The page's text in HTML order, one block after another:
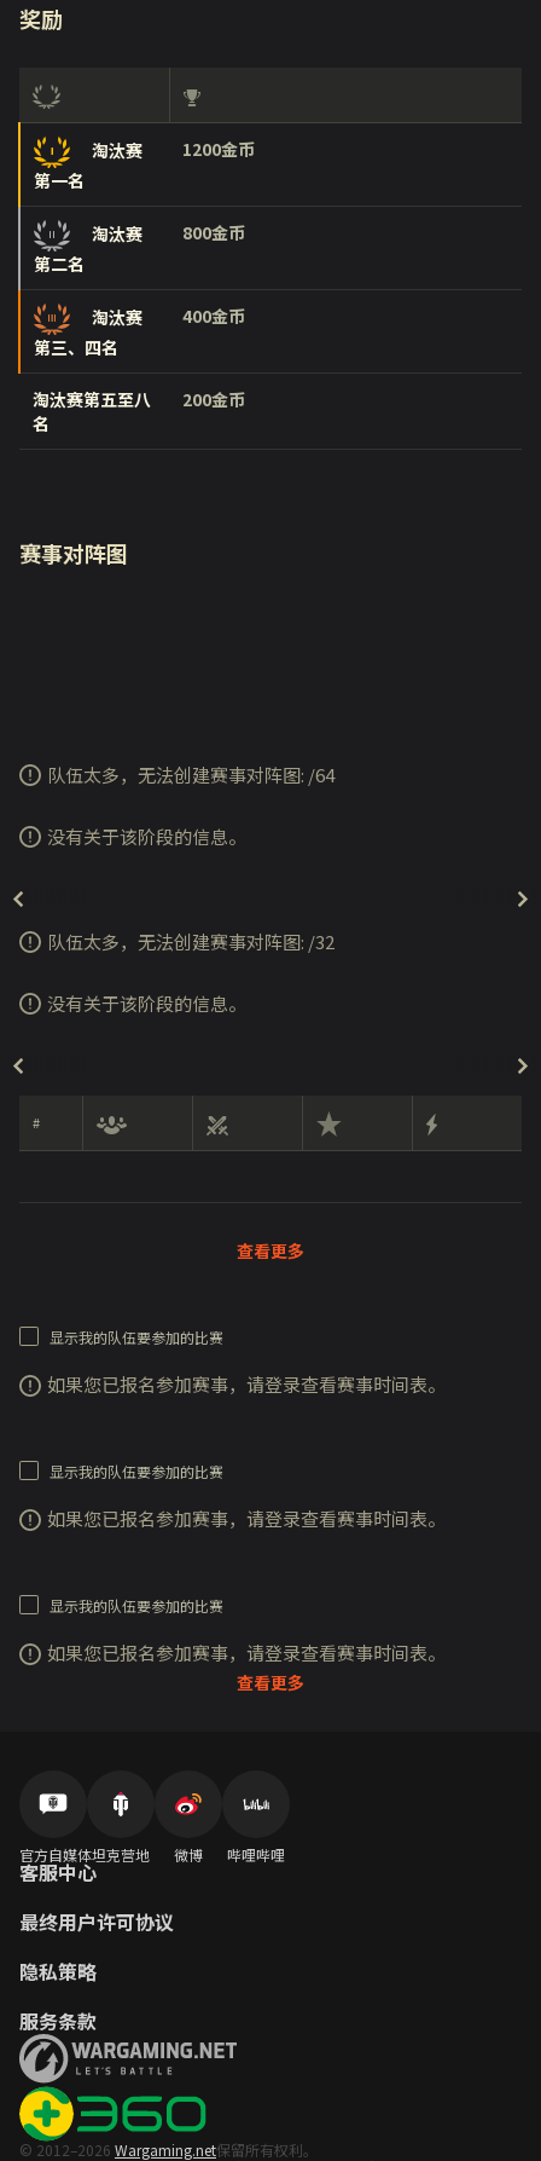
奖励
淘汰赛
第一名
1200金币
淘汰赛
第二名
800金币
淘汰赛
第三、四名
400金币
淘汰赛第五至八
名
200金币
赛事对阵图
队伍太多，无法创建赛事对阵图: /64
没有关于该阶段的信息。
队伍太多，无法创建赛事对阵图: /32
没有关于该阶段的信息。
#
查看更多
显示我的队伍要参加的比赛
如果您已报名参加赛事，请登录查看赛事时间表。
显示我的队伍要参加的比赛
如果您已报名参加赛事，请登录查看赛事时间表。
显示我的队伍要参加的比赛
如果您已报名参加赛事，请登录查看赛事时间表。
查看更多
官方自媒体坦克营地 微博 哔哩哔哩
客服中心
最终用户许可协议
隐私策略
服务条款
© 2012–2026 Wargaming.net保留所有权利。